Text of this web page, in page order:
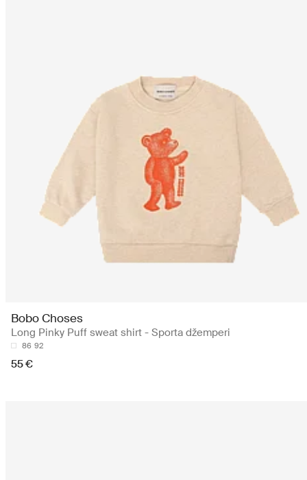
Bobo Choses
Long Pinky Puff sweat shirt - Sporta džemperi
86 92
55 €